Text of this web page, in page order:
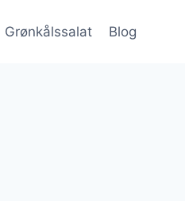
Grønkålssalat Blog